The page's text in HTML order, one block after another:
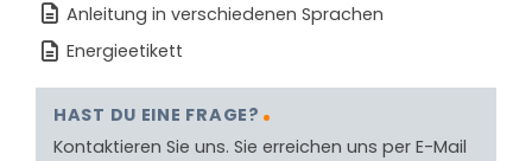
Anleitung in verschiedenen Sprachen
Energieetikett
HAST DU EINE FRAGE?
Kontaktieren Sie uns. Sie erreichen uns per E-Mail